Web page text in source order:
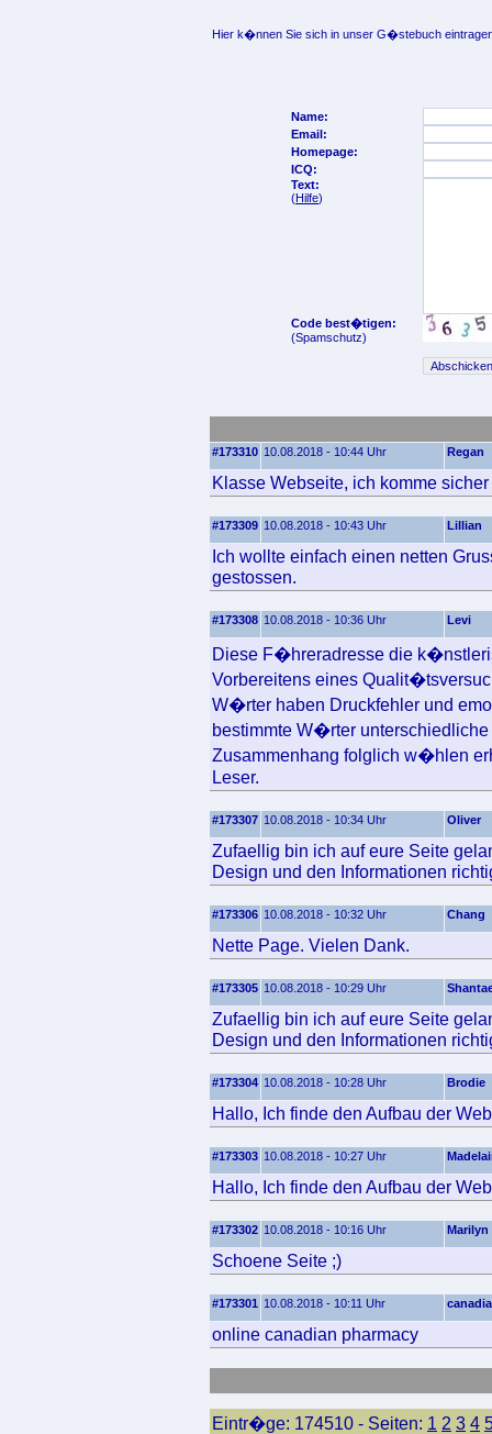
Hier k�nnen Sie sich in unser G�stebuch
Name:
Email:
Homepage:
ICQ:
Text:
(Hilfe)
Code best�tigen:
(Spamschutz)
#173310 10.08.2018 - 10:44 Uhr Regan
Klasse Webseite, ich komme
#173309 10.08.2018 - 10:43 Uhr Lillian
Ich wollte einfach einen netten
gestossen.
#173308 10.08.2018 - 10:36 Uhr Levi
Diese F�hreradresse die
Vorbereitens eines
W�rter haben Druckfehler und
bestimmte W�rter
Zusammenhang folglich w�hlen
Leser.
#173307 10.08.2018 - 10:34 Uhr Oliver
Zufaellig bin ich auf eure Seite
Design und den Informationen
#173306 10.08.2018 - 10:32 Uhr Chang
Nette Page. Vielen Dank.
#173305 10.08.2018 - 10:29 Uhr
Zufaellig bin ich auf eure Seite
Design und den Informationen
#173304 10.08.2018 - 10:28 Uhr Brodie
Hallo, Ich finde den Aufbau der
#173303 10.08.2018 - 10:27 Uhr
Hallo, Ich finde den Aufbau der
#173302 10.08.2018 - 10:16 Uhr Marilyn
Schoene Seite ;)
#173301 10.08.2018 - 10:11 Uhr
online canadian pharmacy
Eintr�ge: 174510 - Seiten: 1 2 3 4